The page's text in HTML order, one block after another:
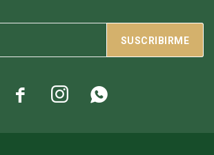
SUSCRIBIRME
  